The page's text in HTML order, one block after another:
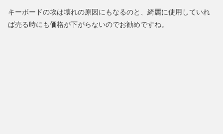
キーボードの埃は壊れの原因にもなるのと、綺麗に使用していれ
ば売る時にも価格が下がらないのでお勧めですね。